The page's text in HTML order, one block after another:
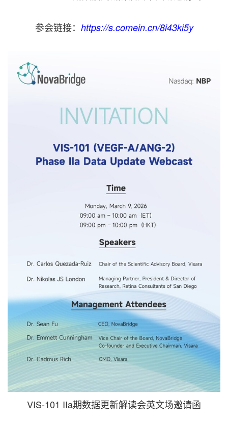
参会链接： https://s.comein.cn/8i43ki5y
VIS-101 IIa期数据更新解读会英文场邀请函